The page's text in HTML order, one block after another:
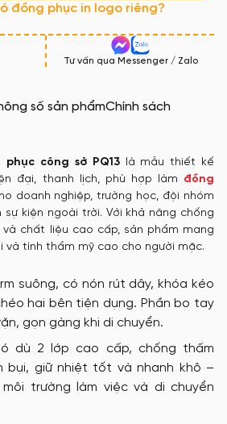
đồng phục in logo riêng?
Tư vấn qua Messenger / Zalo
số sản phẩmChính sách
công sở PQ13là mẫu thiết kế
đại, thanh lịch, phù hợp làm đồng
doanh nghiệp, trường học, đội nhóm
kiện ngoài trời. Với khả năng chống
chất liệu cao cấp, sản phẩm mang
và tính thẩm mỹ cao cho người mặc.
suông, có nón rút dây, khóa kéo
hai bên tiện dụng. Phần bo tay
gọn gàng khi di chuyển.
dù 2 lớp cao cấp, chống thấm
bụi, giữ nhiệt tốt và nhanh khô –
trường làm việc và di chuyển